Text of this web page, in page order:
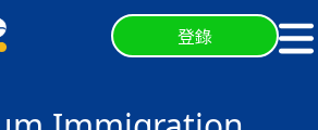
登錄